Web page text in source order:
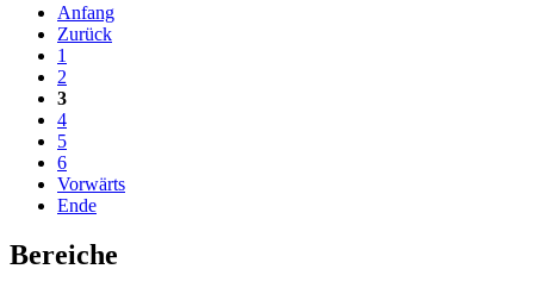
Anfang
Zurück
1
2
3
4
5
6
Vorwärts
Ende
Bereiche